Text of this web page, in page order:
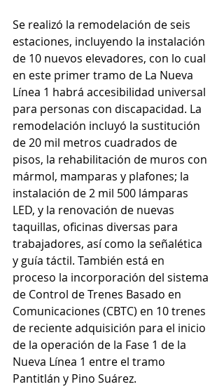
Se realizó la remodelación de seis
estaciones, incluyendo la instalación
de 10 nuevos elevadores, con lo cual
en este primer tramo de La Nueva
Línea 1 habrá accesibilidad universal
para personas con discapacidad. La
remodelación incluyó la sustitución
de 20 mil metros cuadrados de
pisos, la rehabilitación de muros con
mármol, mamparas y plafones; la
instalación de 2 mil 500 lámparas
LED, y la renovación de nuevas
taquillas, oficinas diversas para
trabajadores, así como la señalética
y guía táctil. También está en
proceso la incorporación del sistema
de Control de Trenes Basado en
Comunicaciones (CBTC) en 10 trenes
de reciente adquisición para el inicio
de la operación de la Fase 1 de la
Nueva Línea 1 entre el tramo
Pantitlán y Pino Suárez.